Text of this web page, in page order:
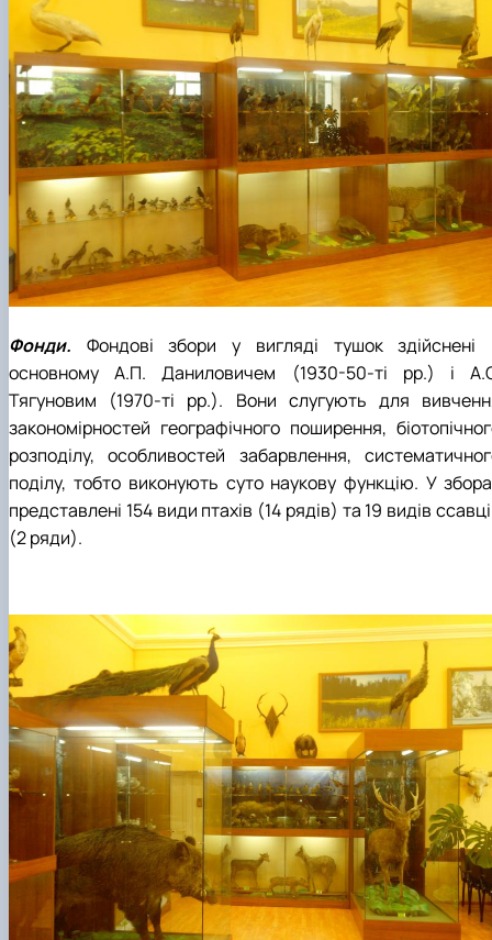
Фонди. Фондові збори у вигляді тушок здійснені
основному А.П. Даниловичем (1930-50-ті рр.) і
Тягуновим (1970-ті рр.). Вони слугують для
закономірностей географічного поширення,
розподілу, особливостей забарвлення,
поділу, тобто виконують суто наукову функцію. У
представлені 154 види птахів (14 рядів) та 19 видів
(2 ряди).